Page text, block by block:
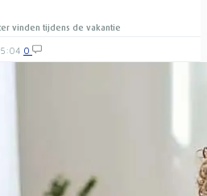
vinden tijdens de vakantie
0